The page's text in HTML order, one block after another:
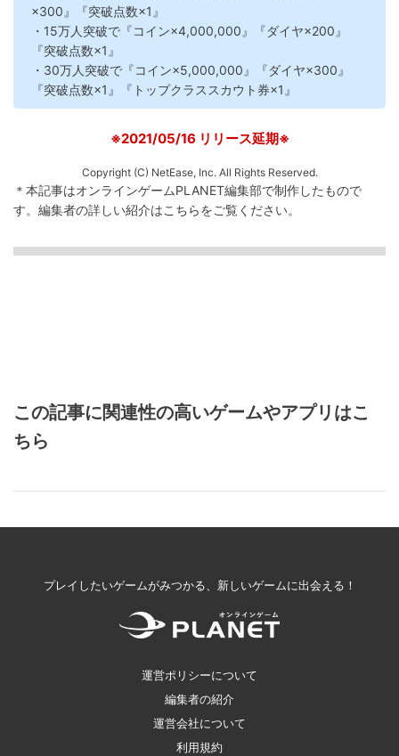
×300』『突破点数×1』
・15万人突破で『コイン×4,000,000』『ダイヤ×200』
『突破点数×1』
・30万人突破で『コイン×5,000,000』『ダイヤ×300』
『突破点数×1』『トップクラススカウト券×1』
※2021/05/16 リリース延期※
Copyright (C) NetEase, Inc. All Rights Reserved.
＊本記事はオンラインゲームPLANET編集部で制作したもので
す。 編集者の詳しい紹介はこちらをご覧ください。
この記事に関連性の高いゲームやアプリはこ
ちら
プレイしたいゲームがみつかる、新しいゲームに出会える！
運営ポリシーについて
編集者の紹介
運営会社について
利用規約